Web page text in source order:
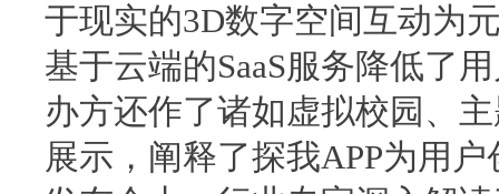
于现实的3D数字空间互动为
基于云端的SaaS服务降低了
办方还作了诸如虚拟校园、
展示，阐释了探我APP为用